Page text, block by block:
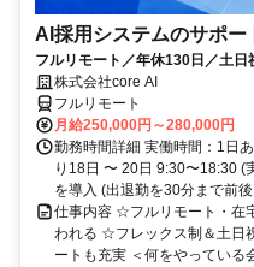
AI採用システムのサポー
フルリモート／年休130日／土
株式会社core AI
フルリモート
月給250,000円～280,000円
勤務時間詳細 実働時間：1日
り18日 〜 20日 9:30〜18:30
を導入 (出退勤を30分まで前
仕事内容 ☆フルリモート・在
われる ☆フレックス制＆土日
ートも充実 ＜何をやっている